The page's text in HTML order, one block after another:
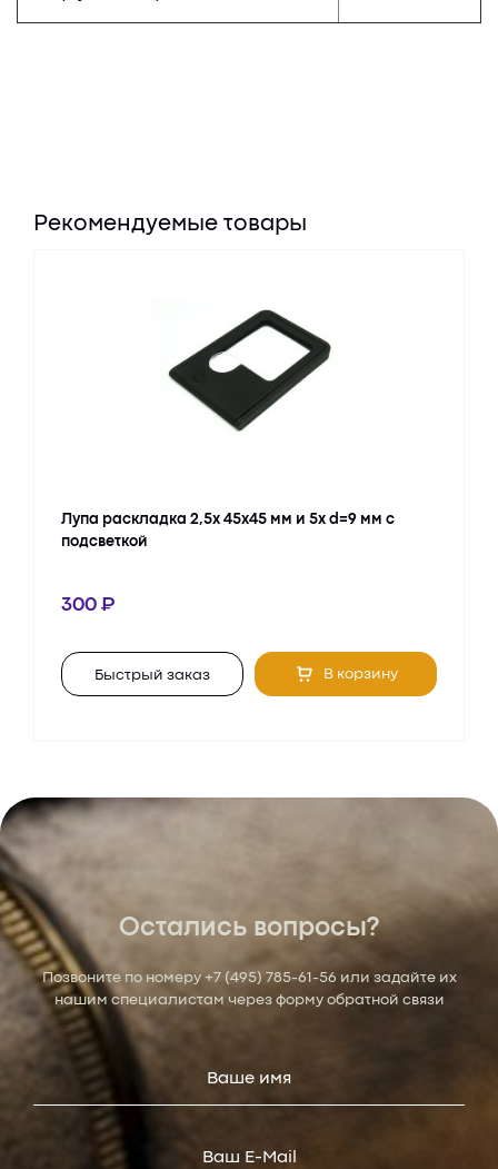
Рекомендуемые товары
Лупа раскладка 2,5х 45х45 мм и 5х d=9 мм с
подсветкой
300
Быстрый заказ В корзину
Остались вопросы?
Позвоните по номеру +7 (495) 785-61-56 или задайте их
нашим специалистам через форму обратной связи